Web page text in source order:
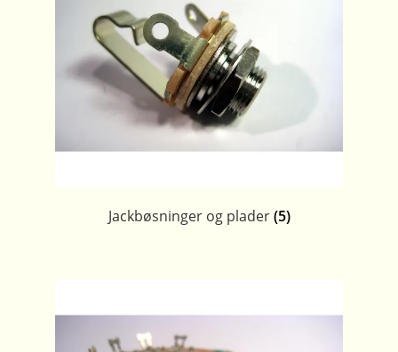
Jackbøsninger og plader(5)